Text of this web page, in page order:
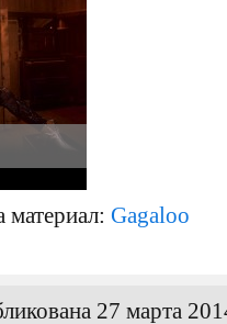
материал: Gagaloo
27 марта